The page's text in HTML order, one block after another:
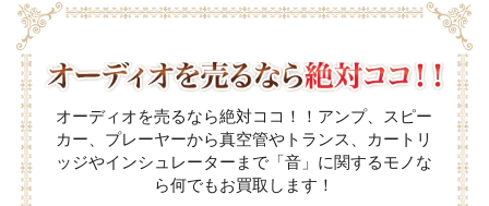
オーディオを売るなら絶対ココ！！アンプ、スピー
カー、プレーヤーから真空管やトランス、カートリ
ッジやインシュレーターまで「音」に関するモノな
ら何でもお買取します！